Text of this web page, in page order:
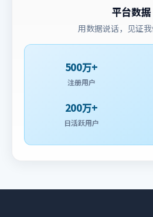
平台数据
用数据说话，见证
500万+
注册用户
200万+
日活跃用户